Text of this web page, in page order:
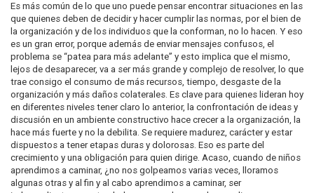
Es más común de lo que uno puede pensar encontrar situaciones en las
que quienes deben de decidir y hacer cumplir las normas, por el bien de
la organización y de los individuos que la conforman, no lo hacen. Y eso
es un gran error, porque además de enviar mensajes confusos, el
problema se “patea para más adelante” y esto implica que el mismo,
lejos de desaparecer, va a ser más grande y complejo de resolver, lo que
trae consigo el consumo de más recursos, tiempo, desgaste de la
organización y más daños colaterales. Es clave para quienes lideran hoy
en diferentes niveles tener claro lo anterior, la confrontación de ideas y
discusión en un ambiente constructivo hace crecer a la organización, la
hace más fuerte y no la debilita. Se requiere madurez, carácter y estar
dispuestos a tener etapas duras y dolorosas. Eso es parte del
crecimiento y una obligación para quien dirige. Acaso, cuando de niños
aprendimos a caminar, ¿no nos golpeamos varias veces, lloramos
algunas otras y al fin y al cabo aprendimos a caminar, ser